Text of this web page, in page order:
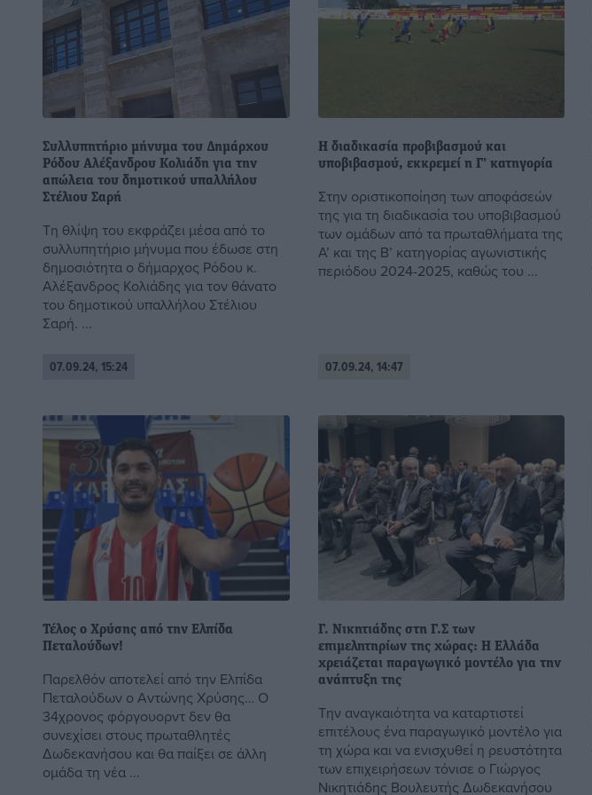
Συλλυπητήριο μήνυμα του Δημάρχου
Ρόδου Αλέξανδρου Κολιάδη για την
απώλεια του δημοτικού υπαλλήλου
Στέλιου Σαρή
Τη θλίψη του εκφράζει μέσα από το
συλλυπητήριο μήνυμα που έδωσε στη
δημοσιότητα ο δήμαρχος Ρόδου κ.
Αλέξανδρος Κολιάδης για τον θάνατο
του δημοτικού υπαλλήλου Στέλιου
Σαρή. ...
07.09.24, 15:24
Η διαδικασία προβιβασμού και
υποβιβασμού, εκκρεμεί η Γ’ κατηγορία
Στην οριστικοποίηση των αποφάσεών
της για τη διαδικασία του υποβιβασμού
των ομάδων από τα πρωταθλήματα της
Α’ και της Β’ κατηγορίας αγωνιστικής
περιόδου 2024-2025, καθώς του ...
07.09.24, 14:47
Τέλος ο Χρύσης από την Ελπίδα
Πεταλούδων!
Παρελθόν αποτελεί από την Ελπίδα
Πεταλούδων ο Αντώνης Χρύσης… Ο
34χρονος φόργουορντ δεν θα
συνεχίσει στους πρωταθλητές
Δωδεκανήσου και θα παίξει σε άλλη
ομάδα τη νέα ...
Γ. Νικητιάδης στη Γ.Σ των
επιμελητηρίων της χώρας: Η Ελλάδα
χρειάζεται παραγωγικό μοντέλο για την
ανάπτυξη της
Την αναγκαιότητα να καταρτιστεί
επιτέλους ένα παραγωγικό μοντέλο για
τη χώρα και να ενισχυθεί η ρευστότητα
των επιχειρήσεων τόνισε ο Γιώργος
Νικητιάδης Βουλευτής Δωδεκανήσου